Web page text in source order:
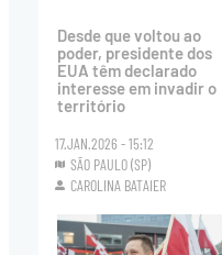
Desde que voltou ao
poder, presidente dos
EUA têm declarado
interesse em invadir o
território
17.JAN.2026 - 15:12
SÃO PAULO (SP)
CAROLINA BATAIER